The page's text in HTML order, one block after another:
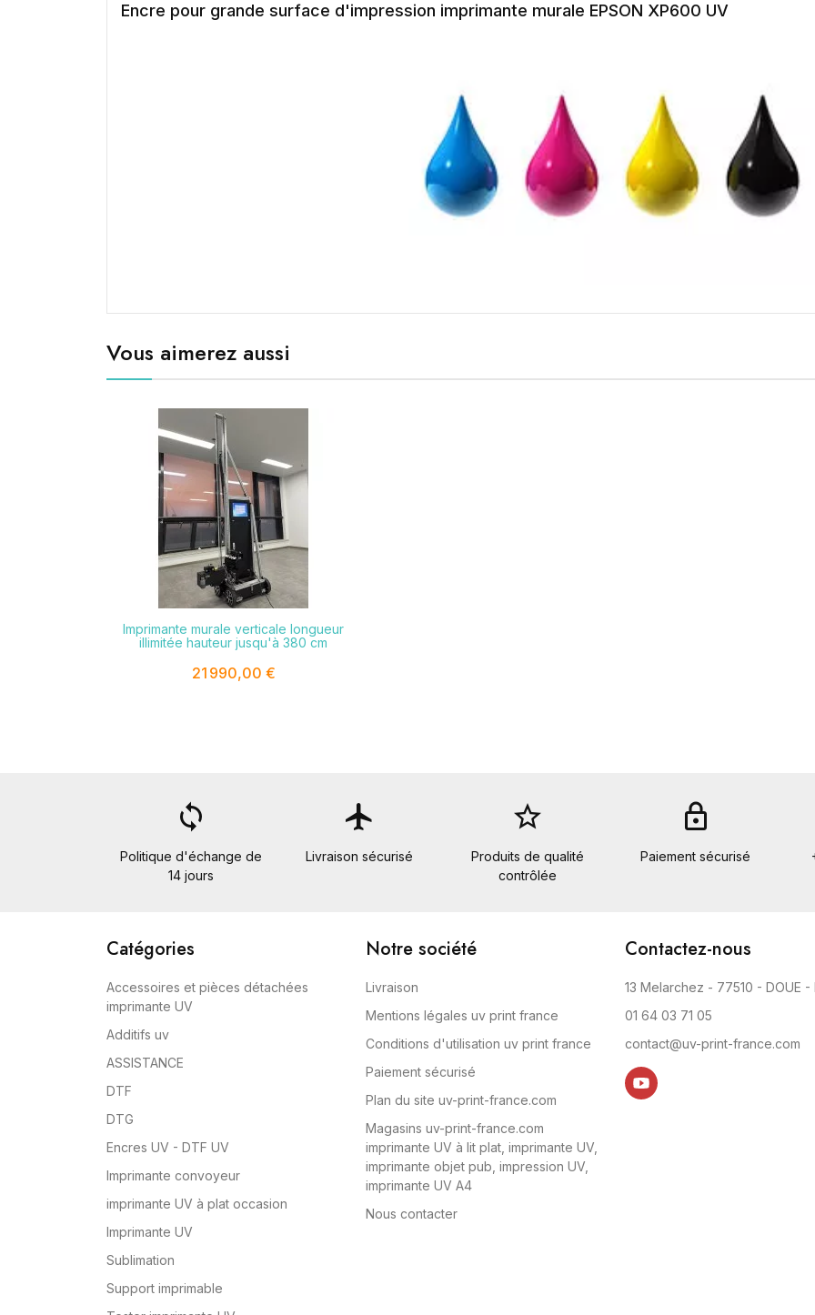
Encre pour grande surface d'impression imprimante murale EPSON XP600 UV
Vous aimerez aussi

Imprimante murale verticale longueur
illimitée hauteur jusqu'à 380 cm
21 990,00 €
loop
Politique d'échange de
14 jours
flight
Livraison sécurisé
star_border
Produits de qualité
contrôlée
lock
Paiement sécurisé
Catégories
Accessoires et pièces détachées
imprimante UV
Additifs uv
ASSISTANCE
DTF
DTG
Encres UV - DTF UV
Imprimante convoyeur
imprimante UV à plat occasion
Imprimante UV
Sublimation
Support imprimable
Notre société
Livraison
Mentions légales uv print france
Conditions d'utilisation uv print france
Paiement sécurisé
Plan du site uv-print-france.com
Magasins uv-print-france.com
imprimante UV à lit plat, imprimante UV,
imprimante objet pub, impression UV,
imprimante UV A4
Nous contacter
Contactez-nous
13 Melarchez - 77510 - DOUE -
01 64 03 71 05
contact@uv-print-france.com